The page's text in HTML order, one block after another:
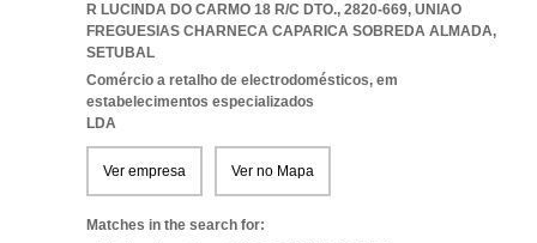
R LUCINDA DO CARMO 18 R/C DTO., 2820-669, UNIAO
FREGUESIAS CHARNECA CAPARICA SOBREDA ALMADA,
SETUBAL
Comércio a retalho de electrodomésticos, em
estabelecimentos especializados
LDA
Ver empresa Ver no Mapa
Matches in the search for: